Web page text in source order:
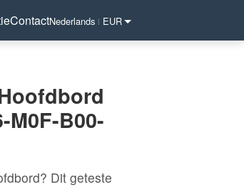
ContactNederlands | EUR
M0F-B00-
Dit geteste